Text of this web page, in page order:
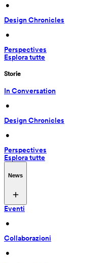
•
Design Chronicles
•
Perspectives
Esplora tutte
Storie
In Conversation
•
Design Chronicles
•
Perspectives
Esplora tutte
News
Eventi
•
Collaborazioni
•